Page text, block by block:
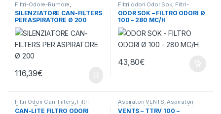
Filtri-Odore-Rumore
Silenziatori, Ventilazione - Aria
SILENZIATORE CAN-FILTERS
PER ASPIRATORE Ø 200
116,39€
Filtri odori Odor Sok Filtri-
Odore-Rumore,Ventilazione -
Aria
ODOR SOK – FILTRO ODORI Ø
100 – 280 MC/H
43,80€
Filtri Odori Can-Filters, Filtri-
Odore-Rumore,Ventilazione -
CAN-LITE FILTRO ODORI
Aspiratori VENTS,Aspiratori-
Ventilatori,Ventilazione - Aria
VENTS – TTRV 100 –